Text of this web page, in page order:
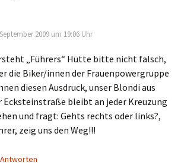
2009 um 19:06 Uhr
„Führers“ Hütte bitte nicht falsch,
die Biker/innen der Frauenpowergruppe
diesen Ausdruck, unser Blondi aus
Ecksteinstraße bleibt an jeder Kreuzung
und fragt: Gehts rechts oder links?,
zeig uns den Weg!!!
Antworten